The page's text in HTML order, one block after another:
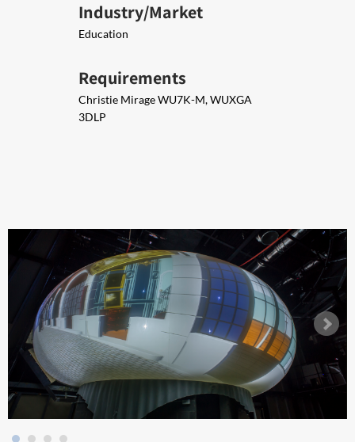
Industry/Market
Education
Requirements
Christie Mirage WU7K-M, WUXGA
3DLP